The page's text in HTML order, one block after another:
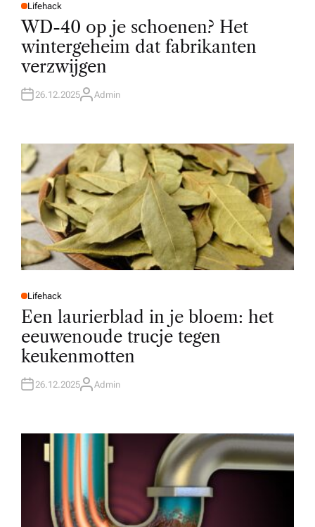
P
O
S
E
D
I
N
Lifehack
WD-40 op je schoenen? Het
wintergeheim dat fabrikanten
verzwijgen
26.12.2025A
R
Admin
P
O
E
D
N
Lifehack
Een laurierblad in je bloem: het
eeuwenoude trucje tegen
keukenmotten
26.12.2025A
R
Admin